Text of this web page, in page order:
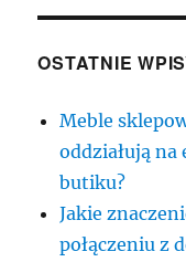
OSTATNIE
Meble
oddziałują na
butiku?
Jakie
połączeniu z